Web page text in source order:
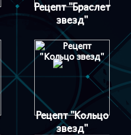
Рецепт "Браслет
звезд"
Рецепт "Кольцо
звезд"